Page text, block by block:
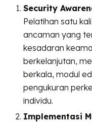
Security
Pelatihan satu
ancaman yang
kesadaran
berkelanjutan,
berkala, modul
pengukuran
individu.
Implementasi